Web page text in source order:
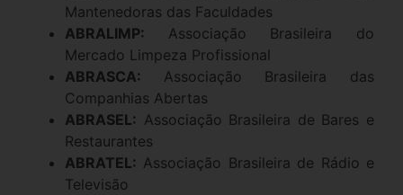
Mantenedoras das Faculdades
ABRALIMP: Associação Brasileira do
Mercado Limpeza Profissional
ABRASCA: Associação Brasileira das
Companhias Abertas
ABRASEL: Associação Brasileira de Bares e
Restaurantes
ABRATEL: Associação Brasileira de Rádio e
Televisão